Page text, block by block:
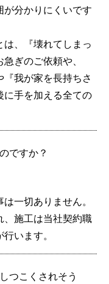
が分かりにくいです
、『壊れてしまっ
ぎのご依頼や、
『我が家を長持ちさ
手を加える全ての
ですか？
一切ありません。
、施工は当社契約職
います。
つこくされそう